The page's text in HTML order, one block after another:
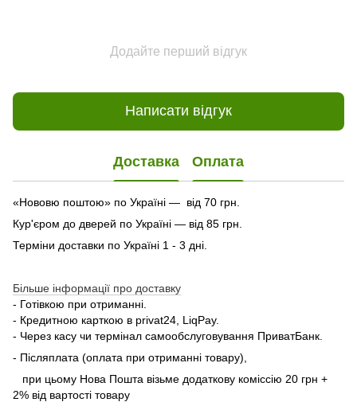
Додайте перший відгук
Написати відгук
Доставка Оплата
«Нововю поштою» по Україні — від 70 грн.
Кур'єром до дверей по Україні — від 85 грн.
Терміни доставки по Україні 1 - 3 дні.
Більше інформації про доставку
- Готівкою при отриманні.
- Кредитною карткою в privat24, LiqPay.
- Через касу чи термінал самообслуговування ПриватБанк.
- Післяплата (оплата при отриманні товару),
при цьому Нова Пошта візьме додаткову коміссію 20 грн +
2% від вартості товару